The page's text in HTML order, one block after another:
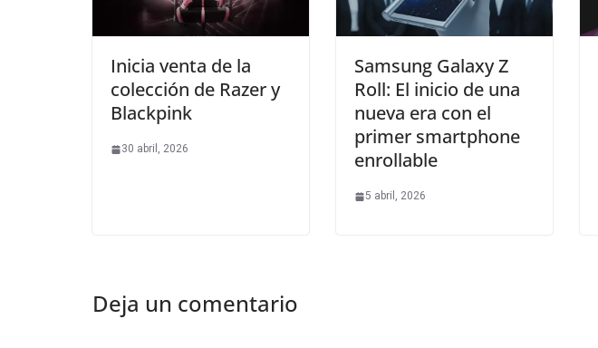
Inicia venta de la
colección de Razer y
Blackpink
30 abril, 2026
Samsung Galaxy Z
Roll: El inicio de una
nueva era con el
primer smartphone
enrollable
5 abril, 2026
Deja un comentario